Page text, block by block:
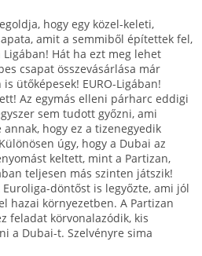
hogy egy közel-keleti,
amit a semmiből építettek fel,
Hát ha ezt meg lehet
csapat összevásárlása már
ütőképesek! EURO-Ligában!
Az egymás elleni párharc eddigi
sem tudott győzni, ami
hogy ez a tizenegyedik
úgy, hogy a Dubai az
keltett, mint a Partizan,
teljesen más szinten játszik!
döntőst is legyőzte, ami jól
hazai környezetben. A Partizan
feladat körvonalazódik, kis
a Dubai-t. Szelvényre sima